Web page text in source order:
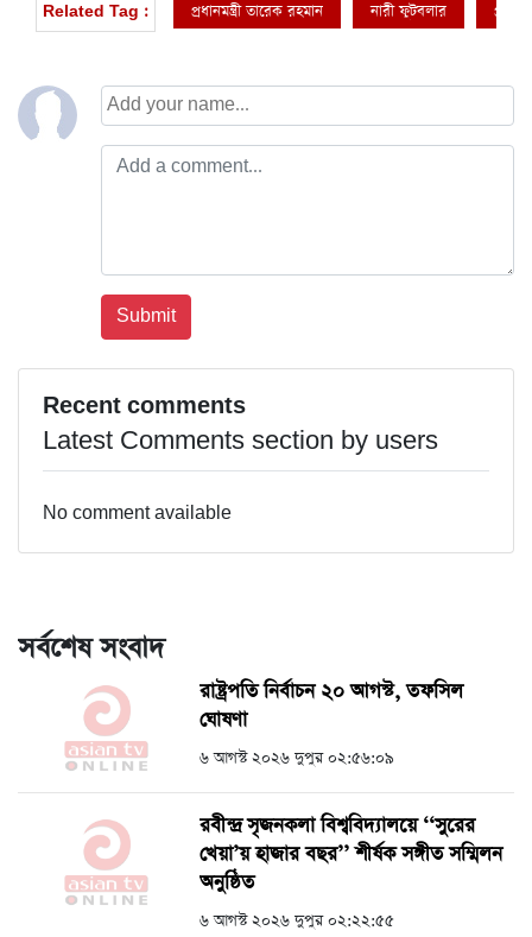
Related Tag : প্রধানমন্ত্রী তারেক রহমান নারী ফুটবলার
Recent comments
Latest Comments section by users
No comment available
সর্বশেষ সংবাদ
রাষ্ট্রপতি নির্বাচন ২০ আগস্ট, তফসিল
ঘোষণা
৬ আগস্ট ২০২৬ দুপুর ০২:৫৬:০৯
রবীন্দ্র সৃজনকলা বিশ্ববিদ্যালয়ে ‘‘সুরের
খেয়া’য় হাজার বছর’’ শীর্ষক সঙ্গীত সম্মিলন
অনুষ্ঠিত
৬ আগস্ট ২০২৬ দুপুর ০২:২২:৫৫